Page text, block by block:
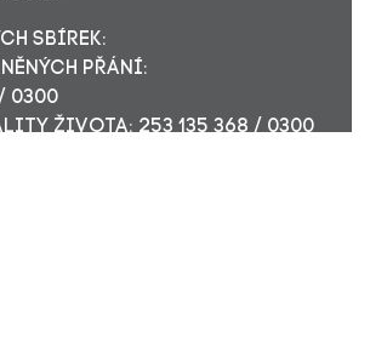
SBÍREK:
PŘÁNÍ:
0300
ŽIVOTA: 253 135 368 / 0300